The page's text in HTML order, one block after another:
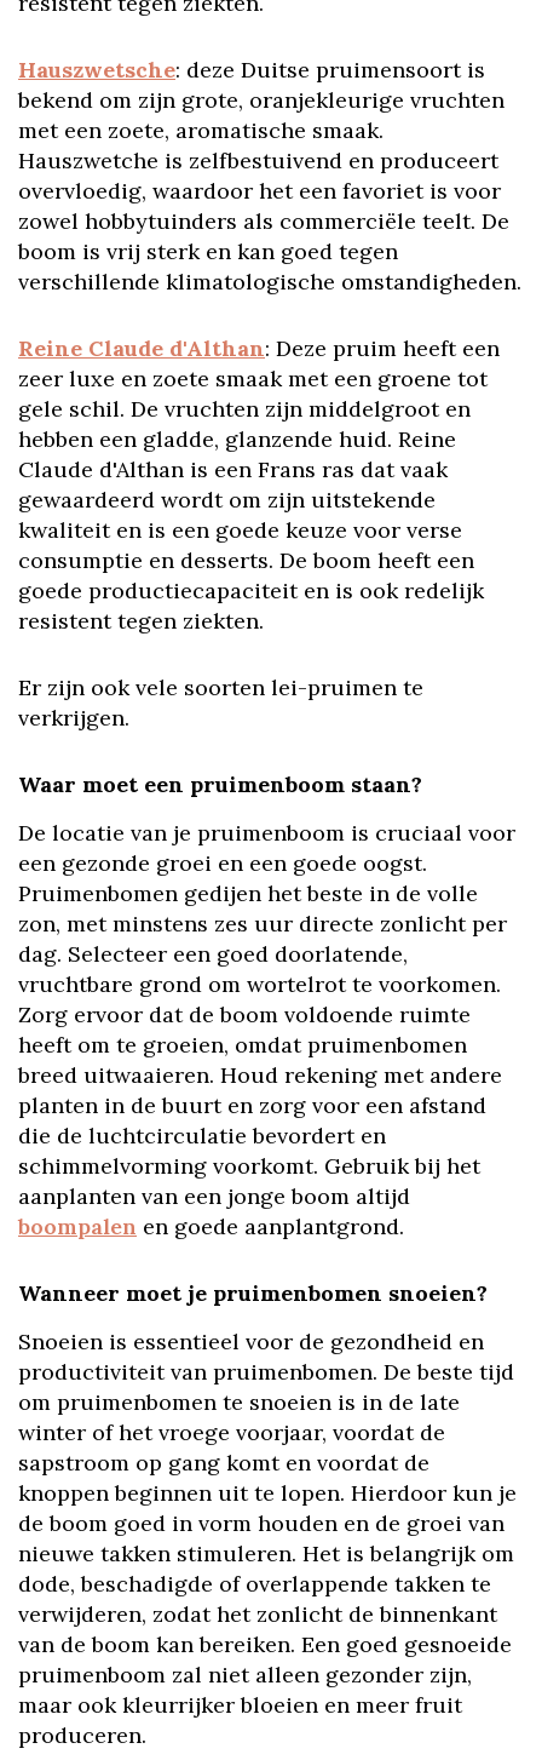
Hauszwetsche: deze Duitse pruimensoort is
bekend om zijn grote, oranjekleurige vruchten
met een zoete, aromatische smaak.
Hauszwetche is zelfbestuivend en produceert
overvloedig, waardoor het een favoriet is voor
zowel hobbytuinders als commerciële teelt. De
boom is vrij sterk en kan goed tegen
verschillende klimatologische omstandigheden.
Reine Claude d'Althan: Deze pruim heeft een
zeer luxe en zoete smaak met een groene tot
gele schil. De vruchten zijn middelgroot en
hebben een gladde, glanzende huid. Reine
Claude d'Althan is een Frans ras dat vaak
gewaardeerd wordt om zijn uitstekende
kwaliteit en is een goede keuze voor verse
consumptie en desserts. De boom heeft een
goede productiecapaciteit en is ook redelijk
resistent tegen ziekten.
Er zijn ook vele soorten lei-pruimen te
verkrijgen.
Waar moet een pruimenboom staan?
De locatie van je pruimenboom is cruciaal voor
een gezonde groei en een goede oogst.
Pruimenbomen gedijen het beste in de volle
zon, met minstens zes uur directe zonlicht per
dag. Selecteer een goed doorlatende,
vruchtbare grond om wortelrot te voorkomen.
Zorg ervoor dat de boom voldoende ruimte
heeft om te groeien, omdat pruimenbomen
breed uitwaaieren. Houd rekening met andere
planten in de buurt en zorg voor een afstand
die de luchtcirculatie bevordert en
schimmelvorming voorkomt. Gebruik bij het
aanplanten van een jonge boom altijd
boompalen en goede aanplantgrond.
Wanneer moet je pruimenbomen snoeien?
Snoeien is essentieel voor de gezondheid en
productiviteit van pruimenbomen. De beste tijd
om pruimenbomen te snoeien is in de late
winter of het vroege voorjaar, voordat de
sapstroom op gang komt en voordat de
knoppen beginnen uit te lopen. Hierdoor kun je
de boom goed in vorm houden en de groei van
nieuwe takken stimuleren. Het is belangrijk om
dode, beschadigde of overlappende takken te
verwijderen, zodat het zonlicht de binnenkant
van de boom kan bereiken. Een goed gesnoeide
pruimenboom zal niet alleen gezonder zijn,
maar ook kleurrijker bloeien en meer fruit
produceren.